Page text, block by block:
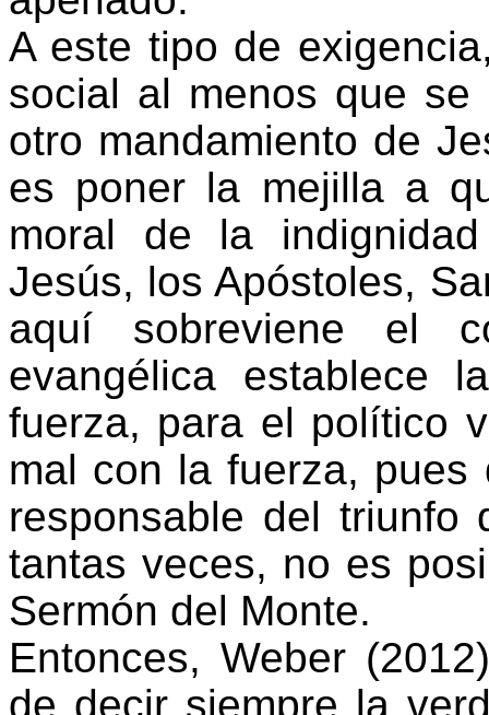
A este tipo de
social al menos que se
otro mandamiento de
es poner la mejilla a
moral de la
Jesús, los Apóstoles,
aquí sobreviene el
evangélica establece
fuerza, para el político
mal con la fuerza,
responsable del
tantas veces, no es
Sermón del Monte.
Entonces, Weber
de decir siempre la